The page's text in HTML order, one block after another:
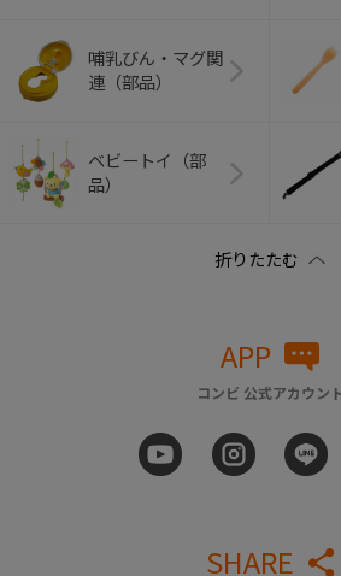
哺乳びん・マグ関
連（部品）
ベビートイ（部
品）
APP
コンビ 公式アカウン
SHARE